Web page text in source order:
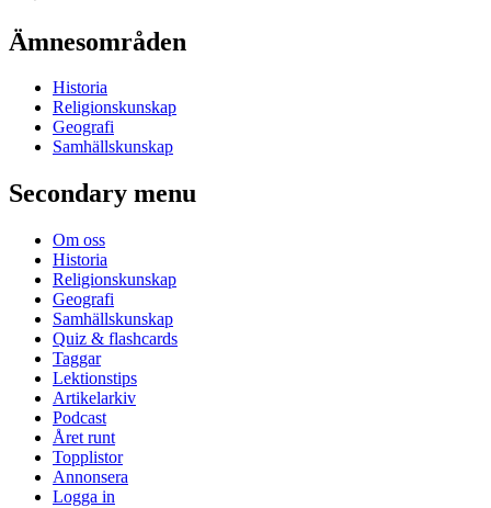
Ämnesområden
Historia
Religionskunskap
Geografi
Samhällskunskap
Secondary menu
Om oss
Historia
Religionskunskap
Geografi
Samhällskunskap
Quiz & flashcards
Taggar
Lektionstips
Artikelarkiv
Podcast
Året runt
Topplistor
Annonsera
Logga in